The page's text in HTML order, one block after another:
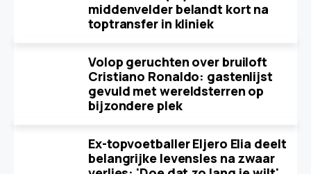
middenvelder belandt kort na
toptransfer in kliniek
Volop geruchten over bruiloft
Cristiano Ronaldo: gastenlijst
gevuld met wereldsterren op
bijzondere plek
Ex-topvoetballer Eljero Elia deelt
belangrijke levensles na zwaar